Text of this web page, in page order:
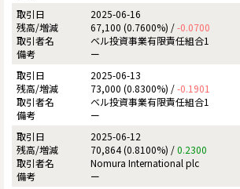
2025-06-16
67,100 (0.7600%) /-0.0700
ベル投資事業有限責任組合1
ー
2025-06-13
73,000 (0.8300%) /-0.1901
ベル投資事業有限責任組合1
ー
2025-06-12
70,864 (0.8100%) /0.2300
Nomura International plc
ー